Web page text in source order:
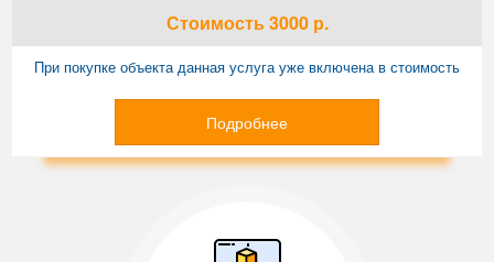
Стоимость3000р.
При покупке объекта данная услуга уже включена в стоимость
Подробнее